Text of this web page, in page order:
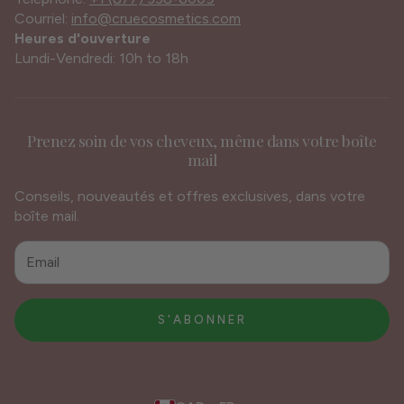
FAQ
Nous joindre
Termes et conditions
Politique de remboursement
Courriel: info@cruecosmetics.com
Heures d'ouverture
Lundi-Vendredi: 10h to 18h
Prenez soin de vos cheveux, même dans votre boîte
mail
Conseils, nouveautés et offres exclusives, dans votre
boîte mail.
S'ABONNER